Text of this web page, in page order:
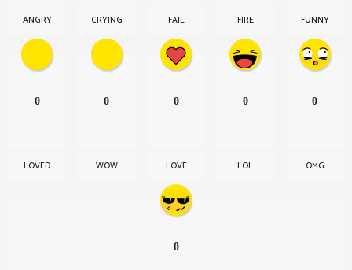
ANGRY CRYING FAIL FIRE FUNNY
0
LOVED
0
WOW
0
LOVE
0
LOL
0
OMG
0